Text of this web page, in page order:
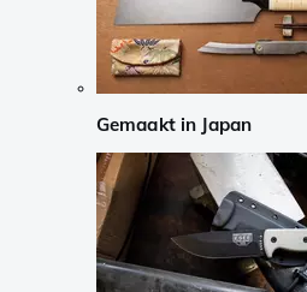
Gemaakt in Japan